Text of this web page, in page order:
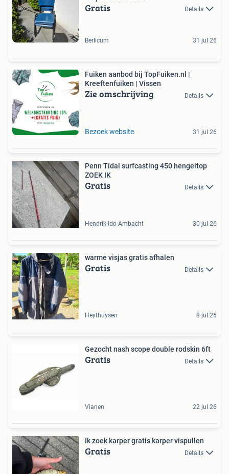
Gratis Details
Berlicum 31 jul 26
Fuiken aanbod bij TopFuiken.nl |
Kreeftenfuiken | Vissen
Zie omschrijving Details
Bezoek website 31 jul 26
Penn Tidal surfcasting 450 hengeltop
ZOEK IK
Gratis Details
Hendrik-Ido-Ambacht 30 jul 26
warme visjas gratis afhalen
Gratis Details
Heythuysen 8 jul 26
Gezocht nash scope double rodskin 6ft
Gratis Details
Vianen 22 jul 26
Ik zoek karper gratis karper vispullen
Gratis Details